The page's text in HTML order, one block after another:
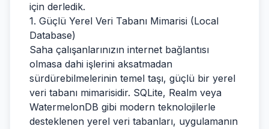
için derledik.
1. Güçlü Yerel Veri Tabanı Mimarisi (Local
Database)
Saha çalışanlarınızın internet bağlantısı
olmasa dahi işlerini aksatmadan
sürdürebilmelerinin temel taşı, güçlü bir yerel
veri tabanı mimarisidir. SQLite, Realm veya
WatermelonDB gibi modern teknolojilerle
desteklenen yerel veri tabanları, uygulamanın